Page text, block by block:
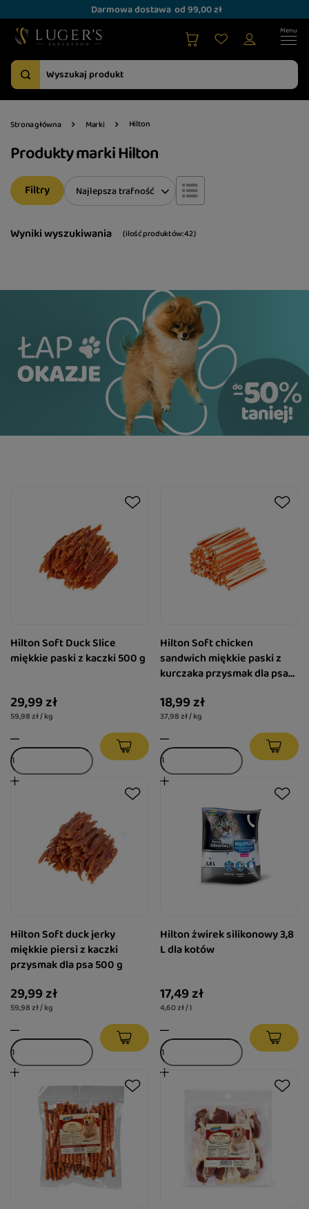
Darmowa dostawa od 99,00 zł
Strona główna Marki Hilton
Produkty marki Hilton
Wyniki wyszukiwania ( ilość produktów:42)
Zmień sortowanie
Najlepsza trafność
Filtry
Hilton Soft Duck Slice
miękkie paski z kaczki 500 g
29,99 zł
59,98 zł / kg
Hilton Soft chicken
sandwich miękkie paski z
kurczaka przysmak dla psa
18,99 zł
37,98 zł / kg
Hilton Soft duck jerky
miękkie piersi z kaczki
przysmak dla psa 500 g
29,99 zł
59,98 zł / kg
Hilton żwirek silikonowy 3,8
L dla kotów
17,49 zł
4,60 zł / l